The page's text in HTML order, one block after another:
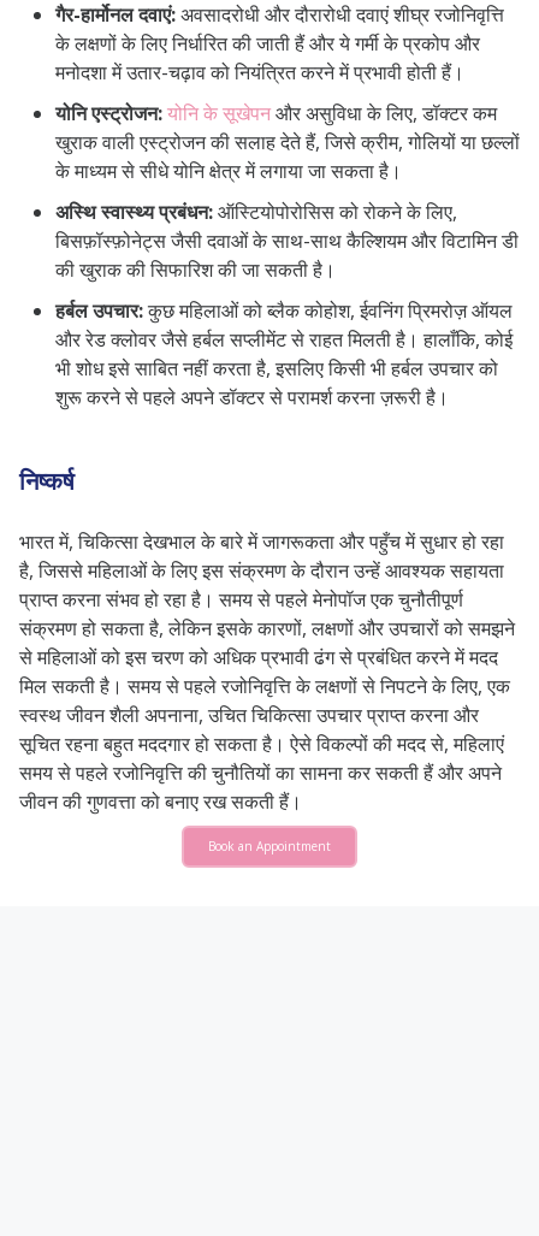
गैर-हार्मोनल दवाएं:अवसादरोधी और दौरारोधी दवाएं शीघ्र रजोनिवृत्ति
के लक्षणों के लिए निर्धारित की जाती हैं और ये गर्मी के प्रकोप और
मनोदशा में उतार-चढ़ाव को नियंत्रित करने में प्रभावी होती हैं।
योनि एस्ट्रोजन:योनि के सूखेपनऔर असुविधा के लिए, डॉक्टर कम
खुराक वाली एस्ट्रोजन की सलाह देते हैं, जिसे क्रीम, गोलियों या छल्लों
के माध्यम से सीधे योनि क्षेत्र में लगाया जा सकता है।
अस्थि स्वास्थ्य प्रबंधन:ऑस्टियोपोरोसिस को रोकने के लिए,
बिसफ़ॉस्फ़ोनेट्स जैसी दवाओं के साथ-साथ कैल्शियम और विटामिन डी
की खुराक की सिफारिश की जा सकती है।
हर्बल उपचार:कुछ महिलाओं को ब्लैक कोहोश, ईवनिंग प्रिमरोज़ ऑयल
और रेड क्लोवर जैसे हर्बल सप्लीमेंट से राहत मिलती है। हालाँकि, कोई
भी शोध इसे साबित नहीं करता है, इसलिए किसी भी हर्बल उपचार को
शुरू करने से पहले अपने डॉक्टर से परामर्श करना ज़रूरी है।
निष्कर्ष
भारत में, चिकित्सा देखभाल के बारे में जागरूकता और पहुँच में सुधार हो रहा
है, जिससे महिलाओं के लिए इस संक्रमण के दौरान उन्हें आवश्यक सहायता
प्राप्त करना संभव हो रहा है। समय से पहले मेनोपॉज एक चुनौतीपूर्ण
संक्रमण हो सकता है, लेकिन इसके कारणों, लक्षणों और उपचारों को समझने
से महिलाओं को इस चरण को अधिक प्रभावी ढंग से प्रबंधित करने में मदद
मिल सकती है। समय से पहले रजोनिवृत्ति के लक्षणों से निपटने के लिए, एक
स्वस्थ जीवन शैली अपनाना, उचित चिकित्सा उपचार प्राप्त करना और
सूचित रहना बहुत मददगार हो सकता है। ऐसे विकल्पों की मदद से, महिलाएं
समय से पहले रजोनिवृत्ति की चुनौतियों का सामना कर सकती हैं और अपने
जीवन की गुणवत्ता को बनाए रख सकती हैं।
Book an Appointment